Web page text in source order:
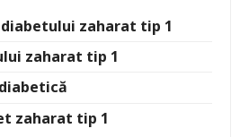
zaharat tip 1
zaharat tip 1
zaharat tip 1